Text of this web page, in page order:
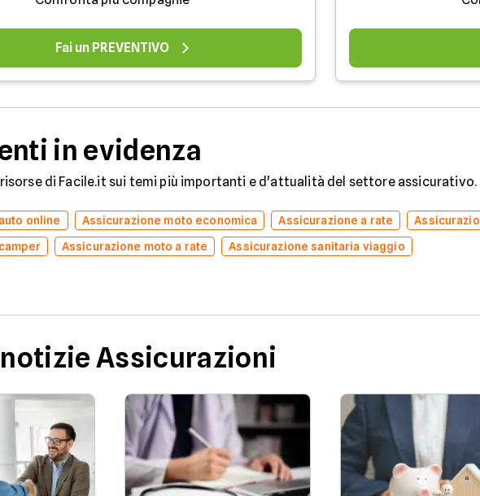
Fai un PREVENTIVO
in evidenza
di Facile.it sui temi più importanti e d'attualità del settore assicurativo.
online Assicurazione moto economica Assicurazione a rate
Assicurazione moto a rate Assicurazione sanitaria viaggio
Assicurazioni